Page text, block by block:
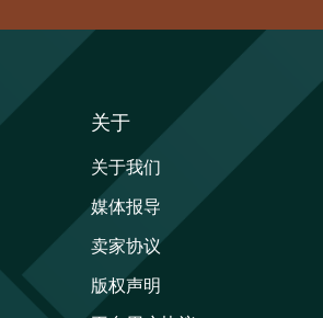
关于
关于我们
媒体报导
卖家协议
版权声明